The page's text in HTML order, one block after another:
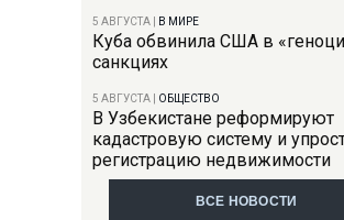
5 АВГУСТА В МИРЕ
Куба обвинила США в
санкциях
5 АВГУСТА ОБЩЕСТВО
В Узбекистане реформируют
кадастровую систему и
регистрацию недвижимости
ВСЕ НОВОСТИ